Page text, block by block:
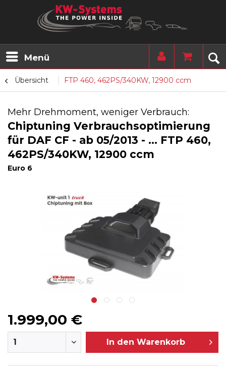
Menü
Übersicht FTP 460, 462PS/340KW, 12900 ccm
Mehr Drehmoment, weniger Verbrauch:
Chiptuning Verbrauchsoptimierung
für DAF CF - ab 05/2013 - ... FTP 460,
462PS/340KW, 12900 ccm
Euro 6
1.999,00 €
In den Warenkorb